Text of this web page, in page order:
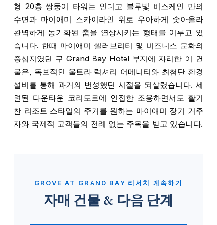
형 20층 쌍둥이 타워는 인디고 블루빛 비스케인 만의
수면과 마이애미 스카이라인 위로 우아하게 솟아올라
완벽하게 동기화된 춤을 연상시키는 형태를 이루고 있
습니다. 한때 마이애미 셀러브리티 및 비즈니스 문화의
중심지였던 구 Grand Bay Hotel 부지에 자리한 이 건
물은, 독보적인 울트라 럭셔리 어메니티와 최첨단 환경
설비를 통해 과거의 번성했던 시절을 되살렸습니다. 세
련된 다운타운 코리도르에 인접한 조용하면서도 활기
찬 리조트 스타일의 주거를 원하는 마이애미 장기 거주
자와 국제적 고객들의 전례 없는 주목을 받고 있습니다.
GROVE AT GRAND BAY 리서치 계속하기
자매 건물 & 다음 단계